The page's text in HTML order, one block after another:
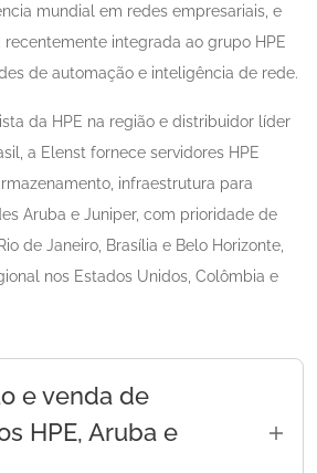
mundial em redes empresariais, e
, recentemente integrada ao grupo HPE
de automação e inteligência de rede.
da HPE na região e distribuidor líder
a Elenst fornece servidores HPE
infraestrutura para
Aruba e Juniper, com prioridade de
de Janeiro, Brasília e Belo Horizonte,
nos Estados Unidos, Colômbia e
e venda de
HPE, Aruba e